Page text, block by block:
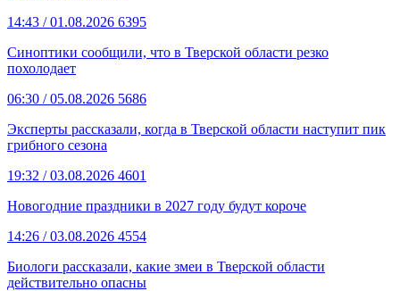
14:43 / 01.08.2026 6395
Синоптики сообщили, что в Тверской области резко
похолодает
06:30 / 05.08.2026 5686
Эксперты рассказали, когда в Тверской области наступит пик
грибного сезона
19:32 / 03.08.2026 4601
Новогодние праздники в 2027 году будут короче
14:26 / 03.08.2026 4554
Биологи рассказали, какие змеи в Тверской области
действительно опасны